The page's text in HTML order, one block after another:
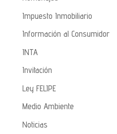
Impuesto Inmobiliario
Información al Consumidor
INTA
Invitación
Ley FELIPE
Medio Ambiente
Noticias